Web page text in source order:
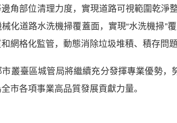
角部位清理力度，實現道路可視範圍乾淨
化道路水洗機掃覆蓋面，實現“水洗機掃”
網格化監管，動態消除垃圾堆積、積存問題
臺區城管局將繼續充分發揮專業優勢，
市各項事業高品質發展貢獻力量。